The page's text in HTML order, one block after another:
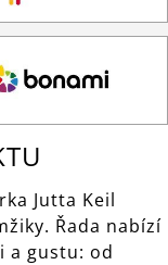
Jutta Keil
Řada nabízí
a gustu: od